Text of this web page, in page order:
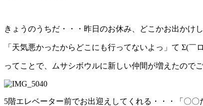
きょうのうちだ・・・昨日のお休み、どこかお出かけ
「天気悪かったからどこにも行ってないよっ」て Σ(￣
ってことで、ムサシボウルに新しい仲間が増えたのでご
5階エレベーター前でお出迎えしてくれる・・・「〇